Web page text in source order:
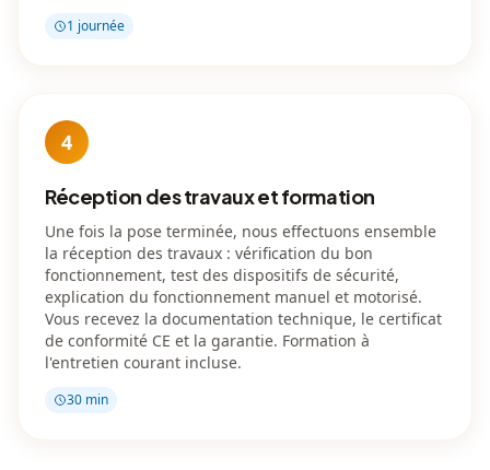
1 journée
4
Réception des travaux et formation
Une fois la pose terminée, nous effectuons ensemble
la réception des travaux : vérification du bon
fonctionnement, test des dispositifs de sécurité,
explication du fonctionnement manuel et motorisé.
Vous recevez la documentation technique, le certificat
de conformité CE et la garantie. Formation à
l'entretien courant incluse.
30 min